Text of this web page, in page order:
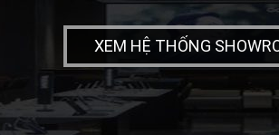
XEM HỆ THỐNG